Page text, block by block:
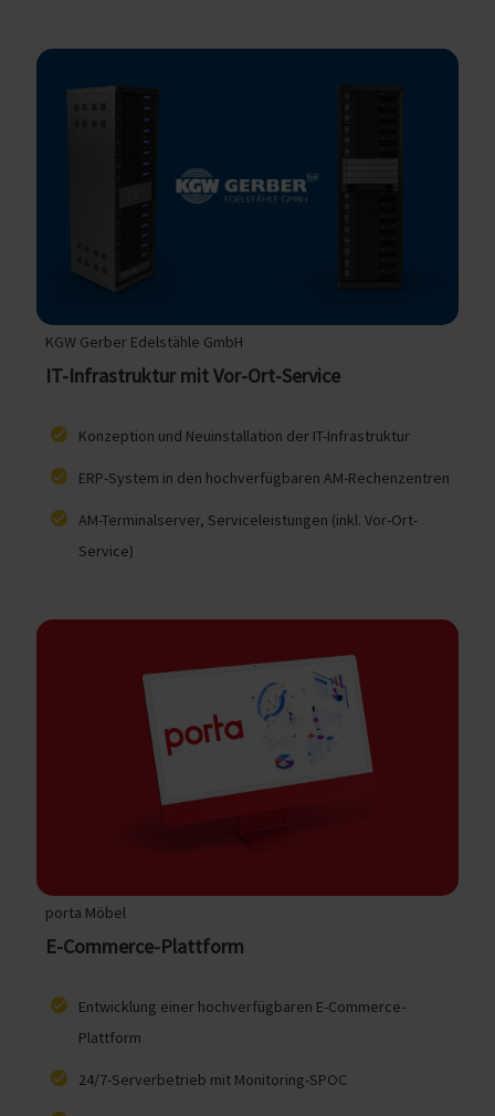
KGW Gerber Edelstähle GmbH
IT-Infrastruktur mit Vor-Ort-Service
Konzeption und Neuinstallation der IT-Infrastruktur
ERP-System in den hochverfügbaren AM-Rechenzentren
AM-Terminalserver, Serviceleistungen (inkl. Vor-Ort-
Service)
porta Möbel
E-Commerce-Plattform
Entwicklung einer hochverfügbaren E-Commerce-
Plattform
24/7-Serverbetrieb mit Monitoring-SPOC